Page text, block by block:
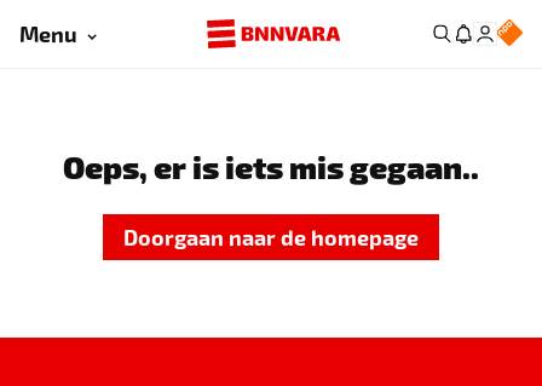
Menu
Oeps, er is iets mis gegaan..
Doorgaan naar de homepage